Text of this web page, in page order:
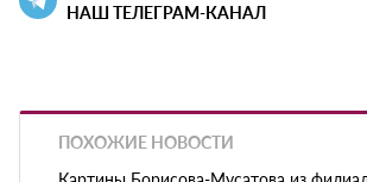
НАШ ТЕЛЕГРАМ-КАНАЛ
ПОХОЖИЕ НОВОСТИ